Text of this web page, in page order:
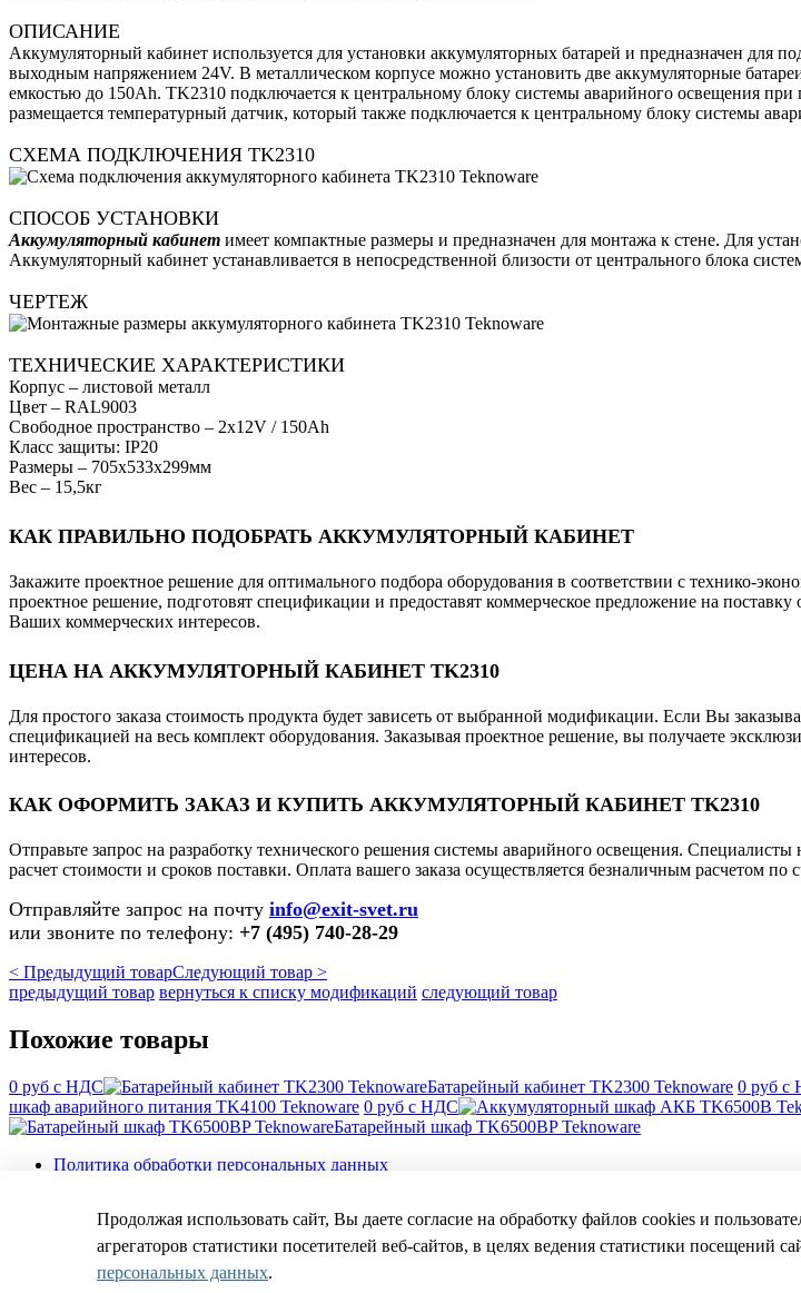
ОПИСАНИЕ
Аккумуляторный кабинет используется для установки аккумуляторных батарей и предназначен
выходным напряжением 24V. В металлическом корпусе можно установить две аккумуляторные
емкостью до 150Ah. TK2310 подключается к центральному блоку системы аварийного освещения
размещается температурный датчик, который также подключается к центральному блоку системы
СХЕМА ПОДКЛЮЧЕНИЯ TK2310
СПОСОБ УСТАНОВКИ
Аккумуляторный кабинет имеет компактные размеры и предназначен для монтажа к стене. Для
Аккумуляторный кабинет устанавливается в непосредственной близости от центрального блока
ЧЕРТЕЖ
ТЕХНИЧЕСКИЕ ХАРАКТЕРИСТИКИ
Корпус – листовой металл
Цвет – RAL9003
Свободное пространство – 2х12V / 150Ah
Класс защиты: IP20
Размеры – 705х533х299мм
Вес – 15,5кг
КАК ПРАВИЛЬНО ПОДОБРАТЬ АККУМУЛЯТОРНЫЙ КАБИНЕТ
Закажите проектное решение для оптимального подбора оборудования в соответствии с технико-
проектное решение, подготовят спецификации и предоставят коммерческое предложение на
Ваших коммерческих интересов.
ЦЕНА НА АККУМУЛЯТОРНЫЙ КАБИНЕТ TK2310
Для простого заказа стоимость продукта будет зависеть от выбранной модификации. Если Вы
спецификацией на весь комплект оборудования. Заказывая проектное решение, вы получаете
интересов.
КАК ОФОРМИТЬ ЗАКАЗ И КУПИТЬ АККУМУЛЯТОРНЫЙ КАБИНЕТ TK2310
Отправьте запрос на разработку технического решения системы аварийного освещения.
расчет стоимости и сроков поставки. Оплата вашего заказа осуществляется безналичным расчетом по
Отправляйте запрос на почту info@exit-svet.ru
или звоните по телефону: +7 (495) 740-28-29
< Предыдущий товарСледующий товар >
предыдущий товар вернуться к списку модификаций следующий товар
Похожие товары
0 руб с НДС Батарейный кабинет TK2300 Teknoware 0 руб с
шкаф аварийного питания TK4100 Teknoware 0 руб с НДС
Батарейный шкаф TK6500BP Teknoware
Политика обработки персональных данных
© 2014-2026 ЭКЗИТ СВЕТ - Аварийное освещение для любых проектов.
Товар добавлен в корзину
Продолжая использовать сайт, Вы даете согласие на обработку файлов cookies и
агрегаторов статистики посетителей веб-сайтов, в целях ведения статистики посещений
персональных данных.